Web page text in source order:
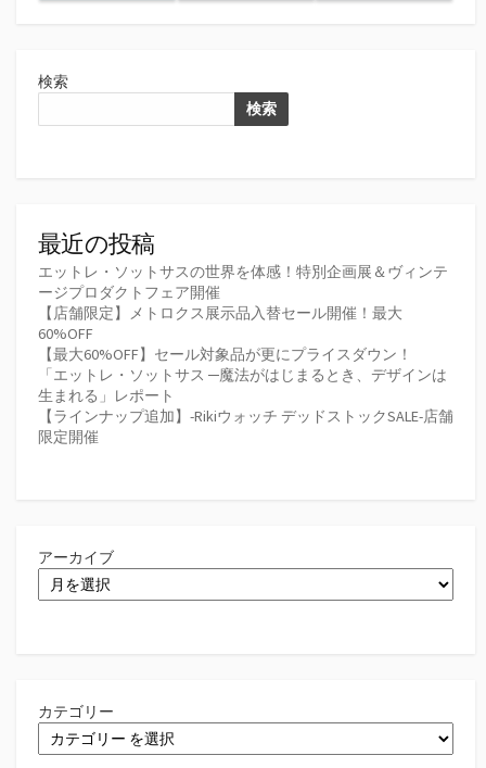
検索
検索
最近の投稿
エットレ・ソットサスの世界を体感！特別企画展＆ヴィンテ
ージプロダクトフェア開催
【店舗限定】メトロクス展示品入替セール開催！最大
60%OFF
【最大60%OFF】セール対象品が更にプライスダウン！
「エットレ・ソットサス ─魔法がはじまるとき、デザインは
生まれる」レポート
【ラインナップ追加】-Rikiウォッチ デッドストックSALE-店舗
限定開催
アーカイブ
カテゴリー